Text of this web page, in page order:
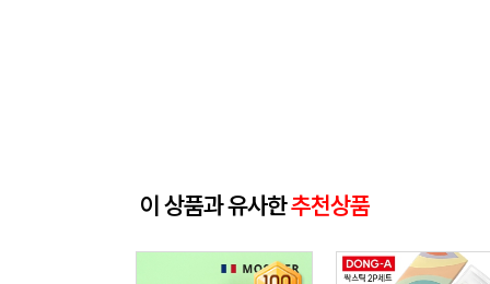
이 상품과 유사한추천상품